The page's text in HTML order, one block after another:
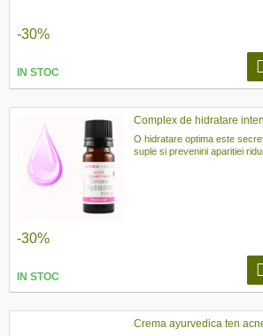
-30%
IN STOC
Complex de hidratare
O hidratare optima este
suple si prevenirii aparitiei
-30%
IN STOC
Crema ayurvedica ten